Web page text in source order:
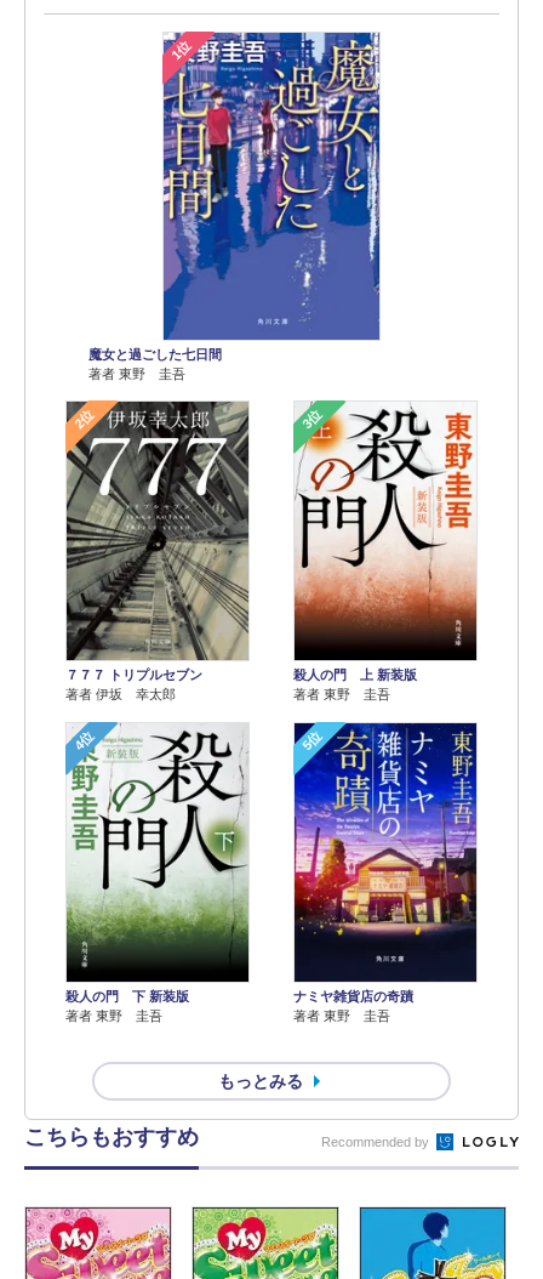
1位
魔女と過ごした七日間
著者 東野 圭吾
2位
７７７ トリプルセブン
著者 伊坂 幸太郎
3位
殺人の門 上 新装版
著者 東野 圭吾
4位
殺人の門 下 新装版
著者 東野 圭吾
5位
ナミヤ雑貨店の奇蹟
著者 東野 圭吾
もっとみる
こちらもおすすめ Recommended by